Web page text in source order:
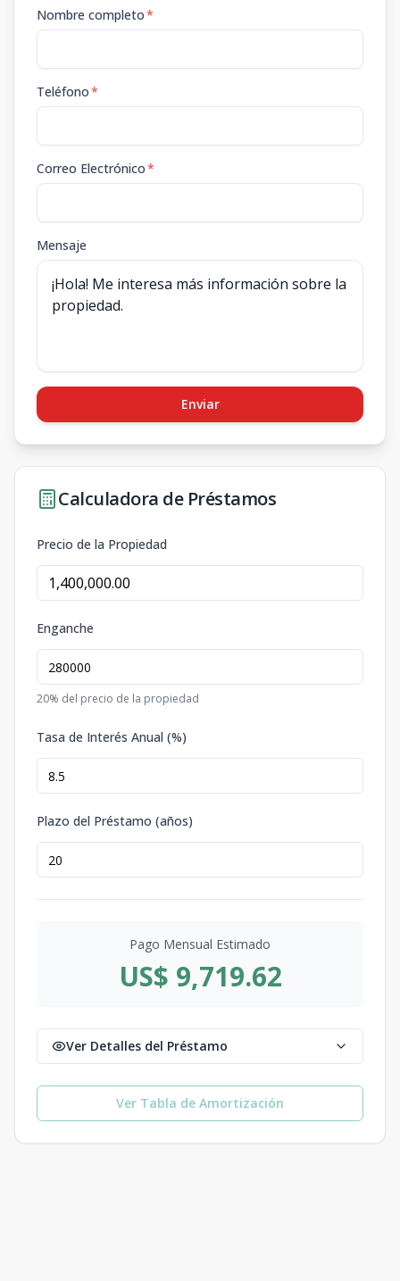
Nombre completo*
Teléfono*
Correo Electrónico*
Mensaje
Enviar
Calculadora de Préstamos
Precio de la Propiedad
Enganche
20% del precio de la propiedad
Tasa de Interés Anual (%)
Plazo del Préstamo (años)
Pago Mensual Estimado
US$ 9,719.62
Ver Detalles del Préstamo
Ver Tabla de Amortización